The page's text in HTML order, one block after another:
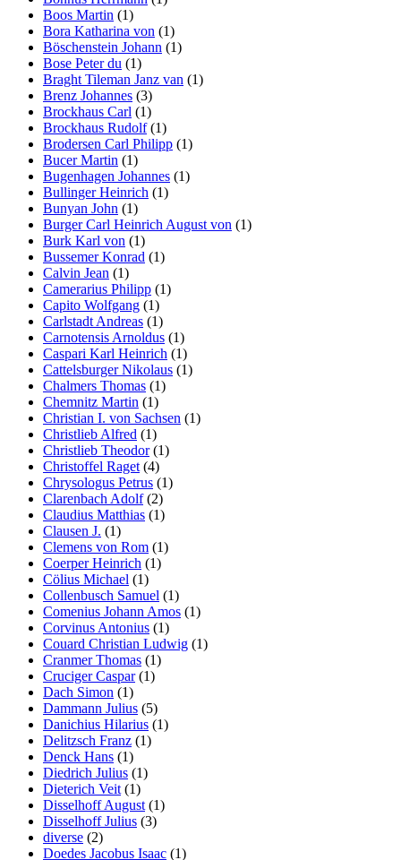
Boos Martin (1)
Bora Katharina von (1)
Böschenstein Johann (1)
Bose Peter du (1)
Braght Tileman Janz van (1)
Brenz Johannes (3)
Brockhaus Carl (1)
Brockhaus Rudolf(1)
Brodersen Carl Philipp (1)
Bucer Martin (1)
Bugenhagen Johannes (1)
Bullinger Heinrich (1)
Bunyan John (1)
Burger Carl Heinrich August von (1)
Burk Karl von (1)
Bussemer Konrad (1)
Calvin Jean (1)
Camerarius Philipp (1)
Capito Wolfgang (1)
Carlstadt Andreas (1)
Carnotensis Arnoldus (1)
Caspari Karl Heinrich (1)
Cattelsburger Nikolaus (1)
Chalmers Thomas (1)
Chemnitz Martin (1)
Christian I. von Sachsen (1)
Christlieb Alfred (1)
Christlieb Theodor(1)
Christoffel Raget (4)
Chrysologus Petrus (1)
Clarenbach Adolf(2)
Claudius Matthias (1)
Clausen J. (1)
Clemens von Rom (1)
Coerper Heinrich (1)
Cölius Michael (1)
Collenbusch Samuel (1)
Comenius Johann Amos (1)
Corvinus Antonius (1)
Couard Christian Ludwig (1)
Cranmer Thomas (1)
Cruciger Caspar(1)
Dach Simon (1)
Dammann Julius (5)
Danichius Hilarius (1)
Delitzsch Franz (1)
Denck Hans (1)
Diedrich Julius (1)
Dieterich Veit (1)
Disselhoff August (1)
Disselhoff Julius (3)
diverse (2)
Doedes Jacobus Isaac (1)